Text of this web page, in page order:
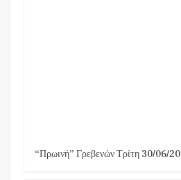
“Πρωινή” Γρεβενών Τρίτη 30/06/20